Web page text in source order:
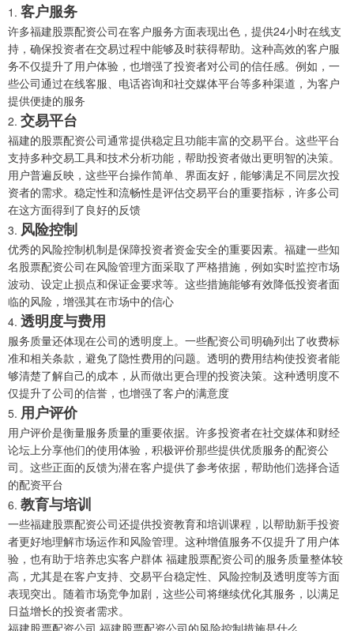
1. 客户服务
许多福建股票配资公司在客户服务方面表现出色，提供24小时在线支
持，确保投资者在交易过程中能够及时获得帮助。这种高效的客户服
务不仅提升了用户体验，也增强了投资者对公司的信任感。例如，一
些公司通过在线客服、电话咨询和社交媒体平台等多种渠道，为客户
提供便捷的服务
2. 交易平台
福建的股票配资公司通常提供稳定且功能丰富的交易平台。这些平台
支持多种交易工具和技术分析功能，帮助投资者做出更明智的决策。
用户普遍反映，这些平台操作简单、界面友好，能够满足不同层次投
资者的需求。稳定性和流畅性是评估交易平台的重要指标，许多公司
在这方面得到了良好的反馈
3. 风险控制
优秀的风险控制机制是保障投资者资金安全的重要因素。福建一些知
名股票配资公司在风险管理方面采取了严格措施，例如实时监控市场
波动、设定止损点和保证金要求等。这些措施能够有效降低投资者面
临的风险，增强其在市场中的信心
4. 透明度与费用
服务质量还体现在公司的透明度上。一些配资公司明确列出了收费标
准和相关条款，避免了隐性费用的问题。透明的费用结构使投资者能
够清楚了解自己的成本，从而做出更合理的投资决策。这种透明度不
仅提升了公司的信誉，也增强了客户的满意度
5. 用户评价
用户评价是衡量服务质量的重要依据。许多投资者在社交媒体和财经
论坛上分享他们的使用体验，积极评价那些提供优质服务的配资公
司。这些正面的反馈为潜在客户提供了参考依据，帮助他们选择合适
的配资平台
6. 教育与培训
一些福建股票配资公司还提供投资教育和培训课程，以帮助新手投资
者更好地理解市场运作和风险管理。这种增值服务不仅提升了用户体
验，也有助于培养忠实客户群体 福建股票配资公司的服务质量整体较
高，尤其是在客户支持、交易平台稳定性、风险控制及透明度等方面
表现突出。随着市场竞争加剧，这些公司将继续优化其服务，以满足
日益增长的投资者需求。
福建股票配资公司 福建股票配资公司的风险控制措施是什么